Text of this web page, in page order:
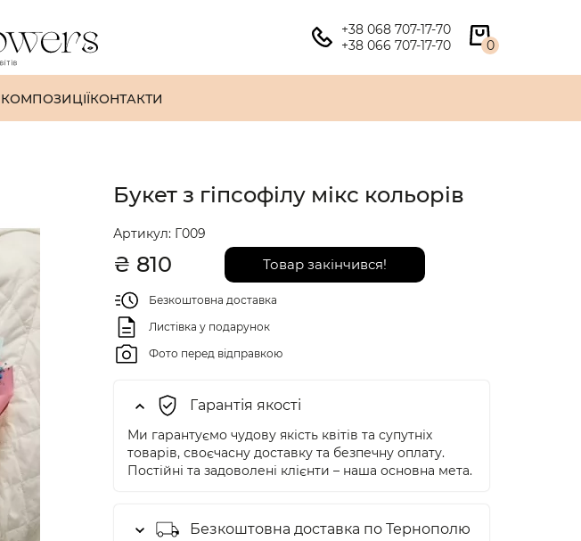
+38 068 707-17-70
+38 066 707-17-70
0
КОМПОЗИЦІЇКОНТАКТИ
Букет з гіпсофілу мікс кольорів
Артикул: Г009
₴ 810 Товар закінчився!
Безкоштовна доставка
Листівка у подарунок
Фото перед відправкою
Гарантія якості
Ми гарантуємо чудову якість квітів та супутніх
товарів, своєчасну доставку та безпечну оплату.
Постійні та задоволені клієнти – наша основна мета.
Безкоштовна доставка по Тернополю